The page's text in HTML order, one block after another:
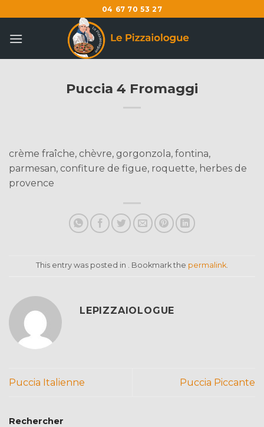
to
content
04 67 70 53 27
Puccia 4 Fromaggi
crème fraîche, chèvre, gorgonzola, fontina,
parmesan, confiture de figue, roquette, herbes de
provence
This entry was posted in . Bookmark the permalink
LEPIZZAIOLOGUE
Puccia Italienne Puccia Piccante
Rechercher